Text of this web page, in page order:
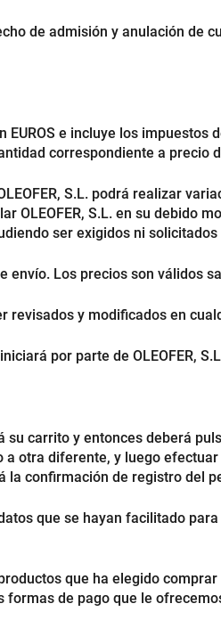
de admisión y anulación
EUROS e incluye los
correspondiente a
S.L. podrá realizar
OLEOFER, S.L. en su debido
ser exigidos ni
envío. Los precios son válidos
revisados y modificados en
por parte de OLEOFER,
su carrito y entonces deberá
otra diferente, y luego
la confirmación de registro del
que se hayan facilitado
que ha elegido
formas de pago que le